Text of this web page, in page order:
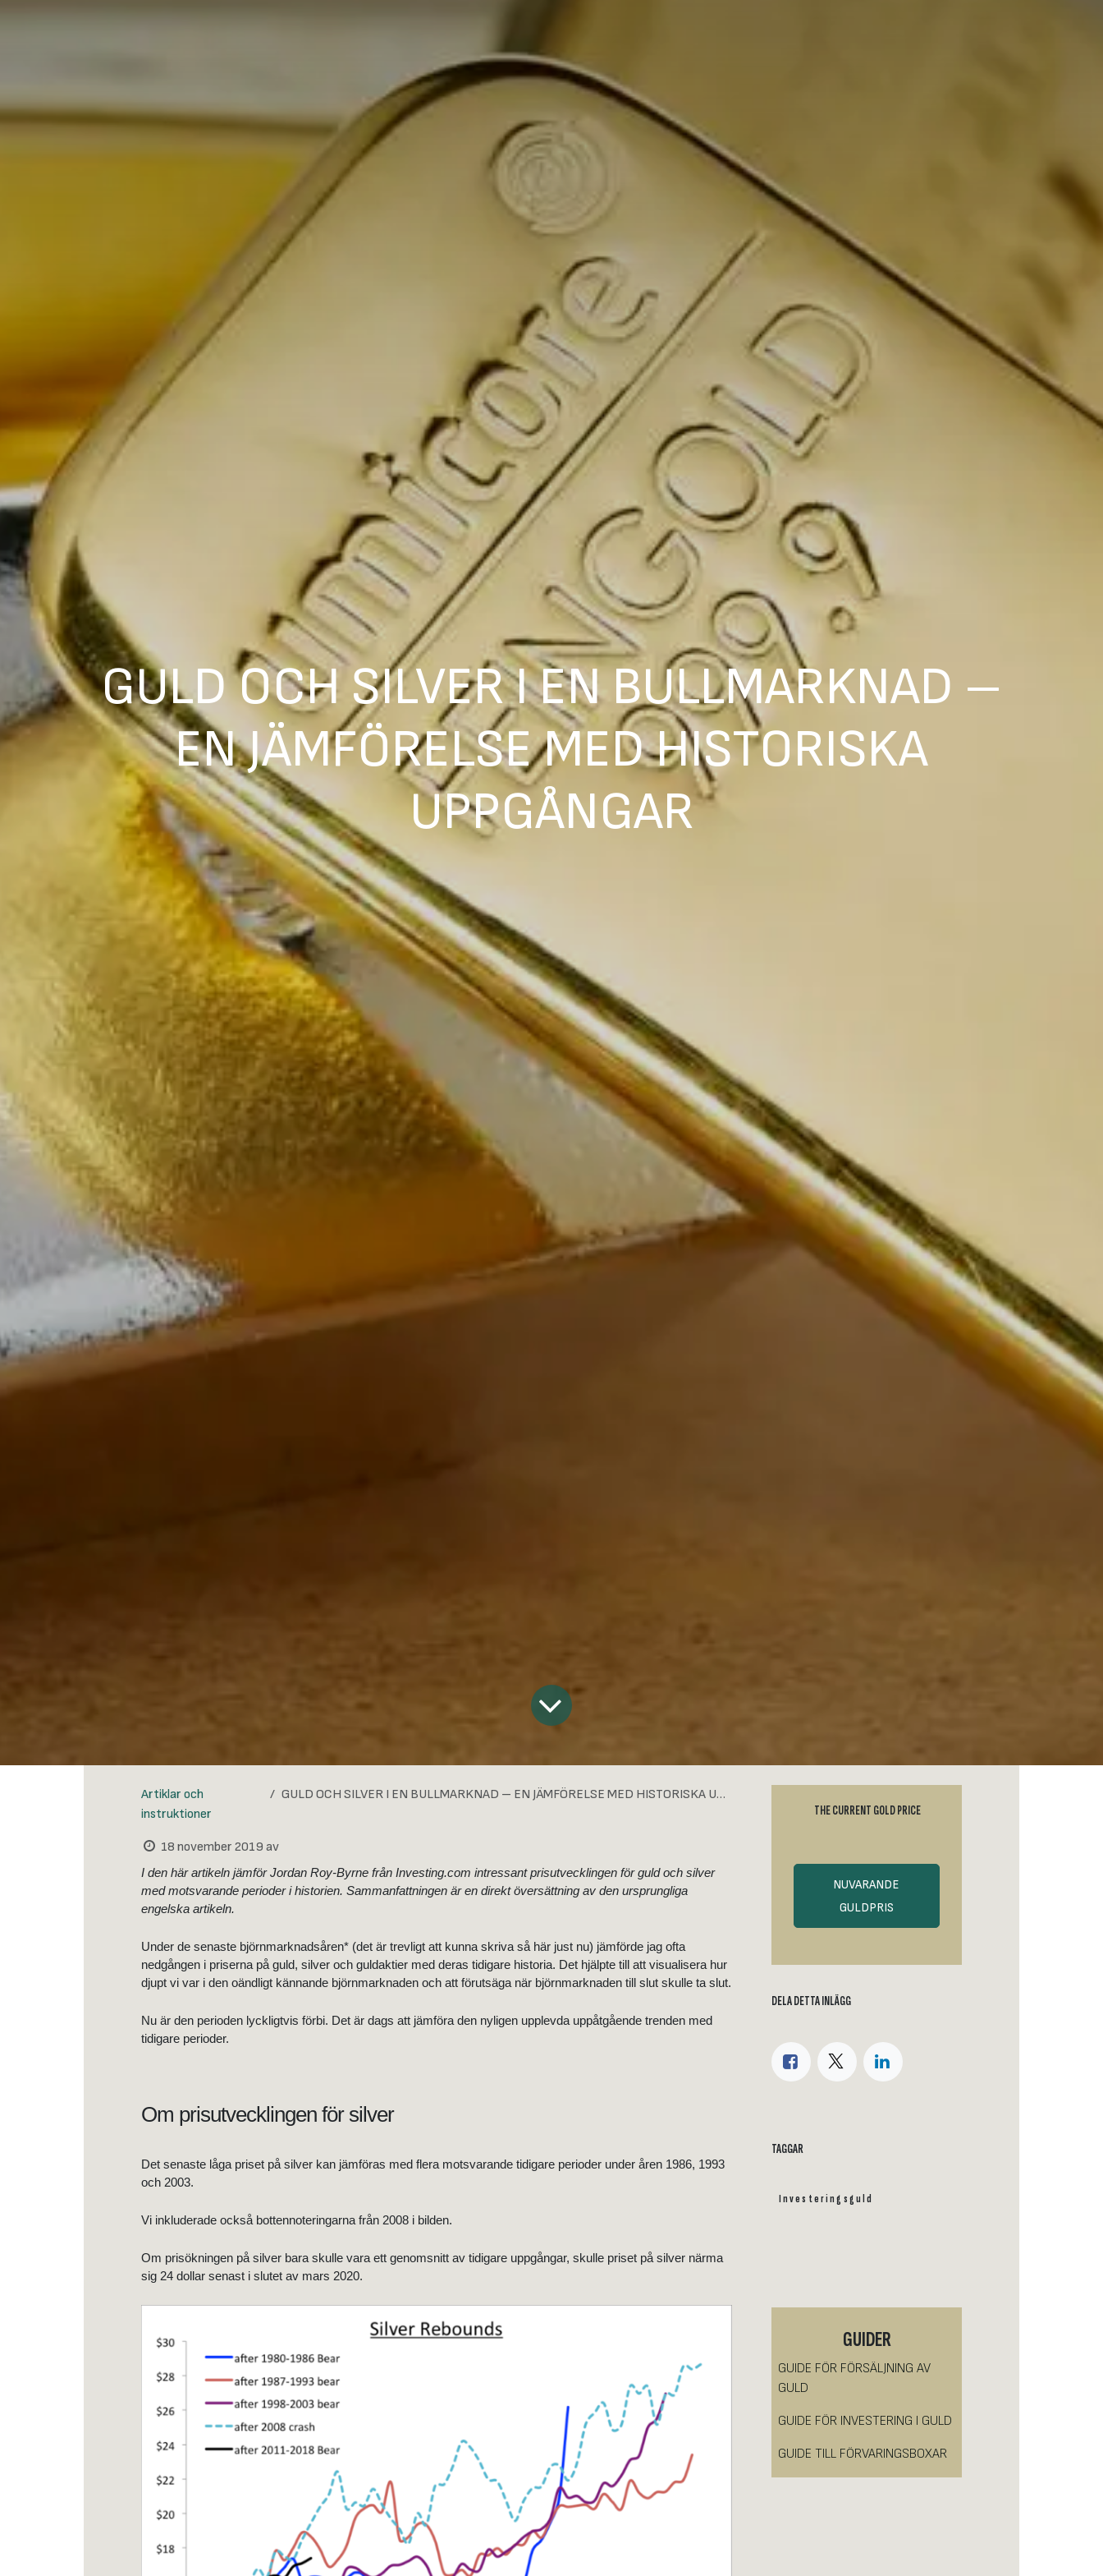
GULD OCH SILVER I EN BULLMARKNAD –
EN JÄMFÖRELSE MED HISTORISKA
UPPGÅNGAR
Artiklar och
instruktioner
GULD OCH SILVER I EN BULLMARKNAD – EN JÄMFÖRELSE MED HISTORISKA UPPGÅNGAR
18 november 2019 av
I den här artikeln jämför Jordan Roy-Byrne från Investing.com intressant prisutvecklingen för guld och silver
med motsvarande perioder i historien. Sammanfattningen är en direkt översättning av den ursprungliga
engelska artikeln.
Under de senaste björnmarknadsåren* (det är trevligt att kunna skriva så här just nu) jämförde jag ofta
nedgången i priserna på guld, silver och guldaktier med deras tidigare historia. Det hjälpte till att visualisera hur
djupt vi var i den oändligt kännande björnmarknaden och att förutsäga när björnmarknaden till slut skulle ta slut.
Nu är den perioden lyckligtvis förbi. Det är dags att jämföra den nyligen upplevda uppåtgående trenden med
tidigare perioder.
Om prisutvecklingen för silver
Det senaste låga priset på silver kan jämföras med flera motsvarande tidigare perioder under åren 1986, 1993
och 2003.
Vi inkluderade också bottennoteringarna från 2008 i bilden.
Om prisökningen på silver bara skulle vara ett genomsnitt av tidigare uppgångar, skulle priset på silver närma
sig 24 dollar senast i slutet av mars 2020.
THE CURRENT GOLD PRICE
NUVARANDE
GULDPRIS
DELA DETTA INLÄGG
TAGGAR
Investeringsguld
GUIDER
GUIDE FÖR FÖRSÄLJNING AV
GULD
GUIDE FÖR INVESTERING I GULD
GUIDE TILL FÖRVARINGSBOXAR